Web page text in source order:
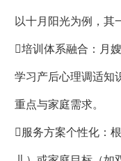
以十月阳光为例，其
培训体系融合：月
学习产后心理调适知
重点与家庭需求。
服务方案个性化：